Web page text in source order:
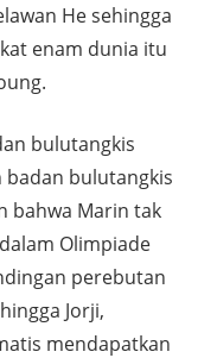
He sehingga
enam dunia itu
bulutangkis
badan bulutangkis
bahwa Marin tak
Olimpiade
perebutan
Jorji,
mendapatkan